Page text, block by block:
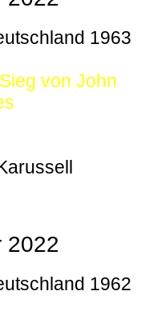
1963
von John
2022
1962